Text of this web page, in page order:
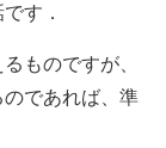
す．
ものですが、
であれば、準